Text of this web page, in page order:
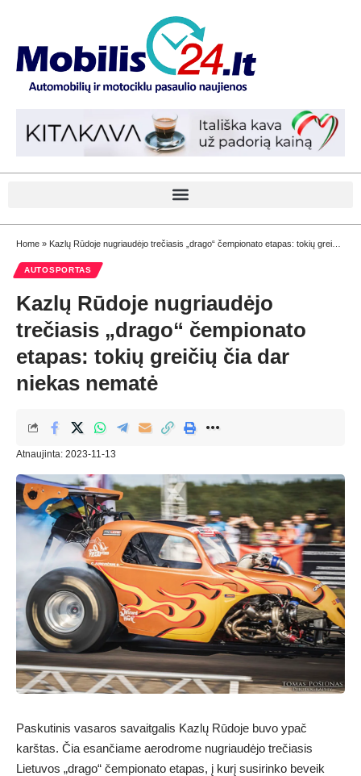
Home » Kazlų Rūdoje nugriaudėjo trečiasis „drago“ čempionato etapas: tokių greičių čia dar niekas nematė
AUTOSPORTAS
Kazlų Rūdoje nugriaudėjo
trečiasis „drago“ čempionato
etapas: tokių greičių čia dar
niekas nematė
Atnaujinta: 2023-11-13
Paskutinis vasaros savaitgalis Kazlų Rūdoje buvo ypač
karštas. Čia esančiame aerodrome nugriaudėjo trečiasis
Lietuvos „drago“ čempionato etapas, į kurį susirinko beveik